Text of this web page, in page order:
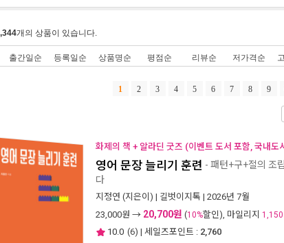
개의 상품이 있습니다.
출간일순 등록일순 상품명순 평점순 리뷰순 저가격순
1 2 3 4 5 6 7 8 9
화제의 책 + 알라딘 굿즈 (이벤트 도서 포함, 국내도
영어 문장 늘리기 훈련 - 패턴+구+절의 조
다
지정연 (지은이) | 길벗이지톡 | 2026년 7월
23,000원 → 20,700원 (10%할인), 마일리지 1,150
10.0 (6) | 세일즈포인트 : 2,760